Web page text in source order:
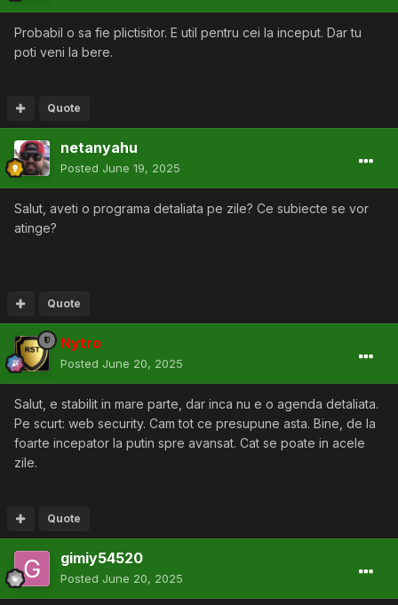
Probabil o sa fie plictisitor. E util pentru cei la inceput. Dar tu
poti veni la bere.
Quote
netanyahu
Posted June 19, 2025
Salut, aveti o programa detaliata pe zile? Ce subiecte se vor
atinge?
Quote
Nytro
Posted June 20, 2025
Salut, e stabilit in mare parte, dar inca nu e o agenda detaliata.
Pe scurt: web security. Cam tot ce presupune asta. Bine, de la
foarte incepator la putin spre avansat. Cat se poate in acele
zile.
Quote
gimiy54520
Posted June 20, 2025